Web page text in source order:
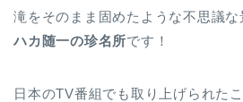
滝をそのまま固めたような不思議な
ハカ随一の珍名所です！
日本のTV番組でも取り上げられた